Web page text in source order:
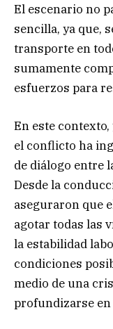
El escenario no
sencilla, ya que,
transporte en
sumamente
esfuerzos para
En este contexto,
el conflicto ha
de diálogo entre
Desde la
aseguraron que
agotar todas las
la estabilidad
condiciones
medio de una
profundizarse en